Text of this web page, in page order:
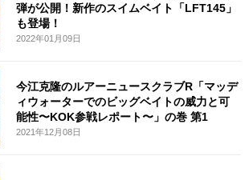
弾が公開！新作のスイムベイト「LFT145」
も登場！
2022年01月09日
今江克隆のルアーニュースクラブR「マッデ
ィウォーターでのビッグベイトの威力と可
能性〜KOK参戦レポート〜」の巻 第1
2021年12月08日